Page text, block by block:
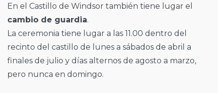
En el Castillo de Windsor también tiene lugar el
cambio de guardia.
La ceremonia tiene lugar a las 11.00 dentro del
recinto del castillo de lunes a sábados de abril a
finales de julio y días alternos de agosto a marzo,
pero nunca en domingo.